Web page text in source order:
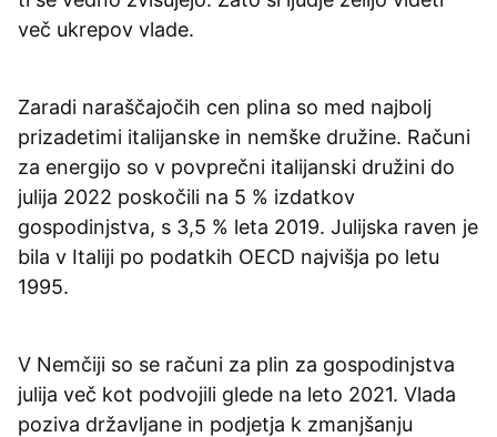
več ukrepov vlade.
Zaradi naraščajočih cen plina so med najbolj
prizadetimi italijanske in nemške družine. Računi
za energijo so v povprečni italijanski družini do
julija 2022 poskočili na 5 % izdatkov
gospodinjstva, s 3,5 % leta 2019. Julijska raven je
bila v Italiji po podatkih OECD najvišja po letu
1995.
V Nemčiji so se računi za plin za gospodinjstva
julija več kot podvojili glede na leto 2021. Vlada
poziva državljane in podjetja k zmanjšanju